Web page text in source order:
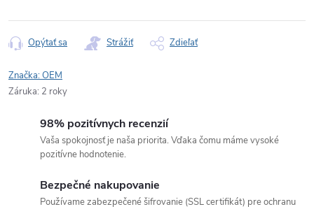
Opýtať sa Strážiť Zdieľať
Značka:OEM
Záruka: 2 roky
98% pozitívnych recenzií
Vaša spokojnosť je naša priorita. Vďaka čomu máme vysoké
pozitívne hodnotenie.
Bezpečné nakupovanie
Používame zabezpečené šifrovanie (SSL certifikát) pre ochranu